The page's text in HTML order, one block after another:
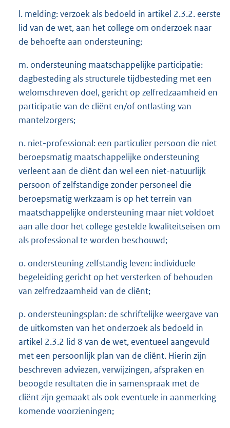
l. melding: verzoek als bedoeld in artikel 2.3.2. eerste
lid van de wet, aan het college om onderzoek naar
de behoefte aan ondersteuning;
m. ondersteuning maatschappelijke participatie:
dagbesteding als structurele tijdbesteding met een
welomschreven doel, gericht op zelfredzaamheid en
participatie van de cliënt en/of ontlasting van
mantelzorgers;
n. niet-professional: een particulier persoon die niet
beroepsmatig maatschappelijke ondersteuning
verleent aan de cliënt dan wel een niet-natuurlijk
persoon of zelfstandige zonder personeel die
beroepsmatig werkzaam is op het terrein van
maatschappelijke ondersteuning maar niet voldoet
aan alle door het college gestelde kwaliteitseisen om
als professional te worden beschouwd;
o. ondersteuning zelfstandig leven: individuele
begeleiding gericht op het versterken of behouden
van zelfredzaamheid van de cliënt;
p. ondersteuningsplan: de schriftelijke weergave van
de uitkomsten van het onderzoek als bedoeld in
artikel 2.3.2 lid 8 van de wet, eventueel aangevuld
met een persoonlijk plan van de cliënt. Hierin zijn
beschreven adviezen, verwijzingen, afspraken en
beoogde resultaten die in samenspraak met de
cliënt zijn gemaakt als ook eventuele in aanmerking
komende voorzieningen;